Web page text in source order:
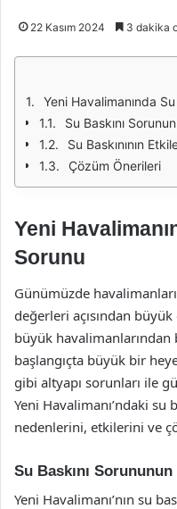
22 Kasım 2024 3 dakika
Yeni Havalimanında Su
Su Baskını
Su Baskınının
Çözüm Önerileri
Yeni
Sorunu
Günümüzde
değerleri açısından
büyük havalimanlarından
başlangıçta büyük bir
gibi altyapı sorunları ile
Yeni Havalimanı’ndaki su
nedenlerini, etkilerini ve
Su Baskını
Yeni Havalimanı’nın su